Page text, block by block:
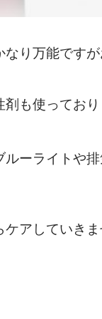
なり万能です
剤も使ってお
ルーライトや
ケアしていき